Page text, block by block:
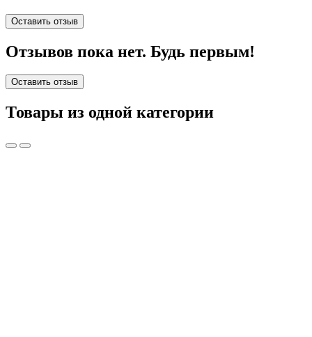
Оставить отзыв
Отзывов пока нет. Будь первым!
Оставить отзыв
Товары из одной категории